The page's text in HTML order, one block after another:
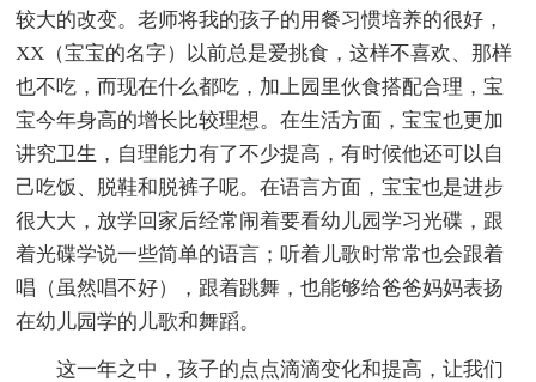
较大的改变。老师将我的孩子的用餐习惯培养的很好，
XX（宝宝的名字）以前总是爱挑食，这样不喜欢、那样
也不吃，而现在什么都吃，加上园里伙食搭配合理，宝
宝今年身高的增长比较理想。在生活方面，宝宝也更加
讲究卫生，自理能力有了不少提高，有时候他还可以自
己吃饭、脱鞋和脱裤子呢。在语言方面，宝宝也是进步
很大大，放学回家后经常闹着要看幼儿园学习光碟，跟
着光碟学说一些简单的语言；听着儿歌时常常也会跟着
唱（虽然唱不好），跟着跳舞，也能够给爸爸妈妈表扬
在幼儿园学的儿歌和舞蹈。
这一年之中，孩子的点点滴滴变化和提高，让我们